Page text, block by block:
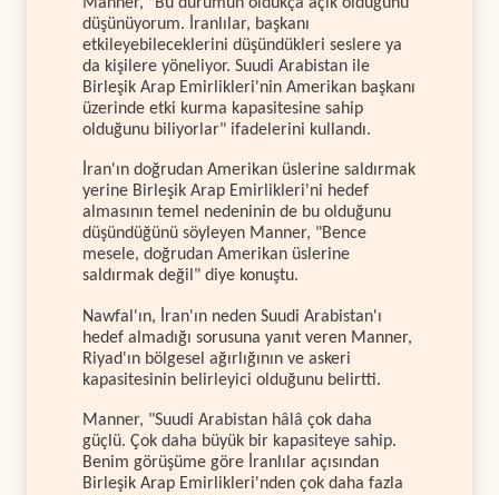
düşünüyorum. İranlılar, başkanı
etkileyebileceklerini düşündükleri seslere ya
da kişilere yöneliyor. Suudi Arabistan ile
Birleşik Arap Emirlikleri'nin Amerikan başkanı
üzerinde etki kurma kapasitesine sahip
olduğunu biliyorlar" ifadelerini kullandı.
İran'ın doğrudan Amerikan üslerine saldırmak
yerine Birleşik Arap Emirlikleri'ni hedef
almasının temel nedeninin de bu olduğunu
düşündüğünü söyleyen Manner, "Bence
mesele, doğrudan Amerikan üslerine
saldırmak değil" diye konuştu.
Nawfal'ın, İran'ın neden Suudi Arabistan'ı
hedef almadığı sorusuna yanıt veren Manner,
Riyad'ın bölgesel ağırlığının ve askeri
kapasitesinin belirleyici olduğunu belirtti.
Manner, "Suudi Arabistan hâlâ çok daha
güçlü. Çok daha büyük bir kapasiteye sahip.
Benim görüşüme göre İranlılar açısından
Birleşik Arap Emirlikleri'nden çok daha fazla